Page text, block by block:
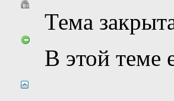
Тема
В этой теме